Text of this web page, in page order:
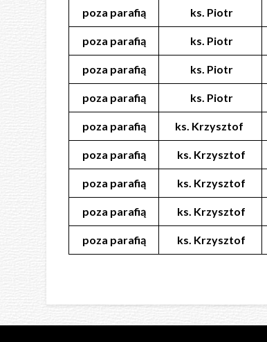
poza parafią ks. Piotr
poza parafią ks. Piotr
poza parafią ks. Piotr
poza parafią ks. Piotr
poza parafią ks. Krzysztof
poza parafią ks. Krzysztof
poza parafią ks. Krzysztof
poza parafią ks. Krzysztof
poza parafią ks. Krzysztof